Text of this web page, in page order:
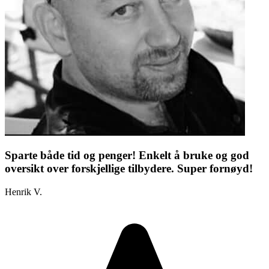
Sparte både tid og penger! Enkelt å bruke og god
oversikt over forskjellige tilbydere. Super fornøyd!
Henrik V.